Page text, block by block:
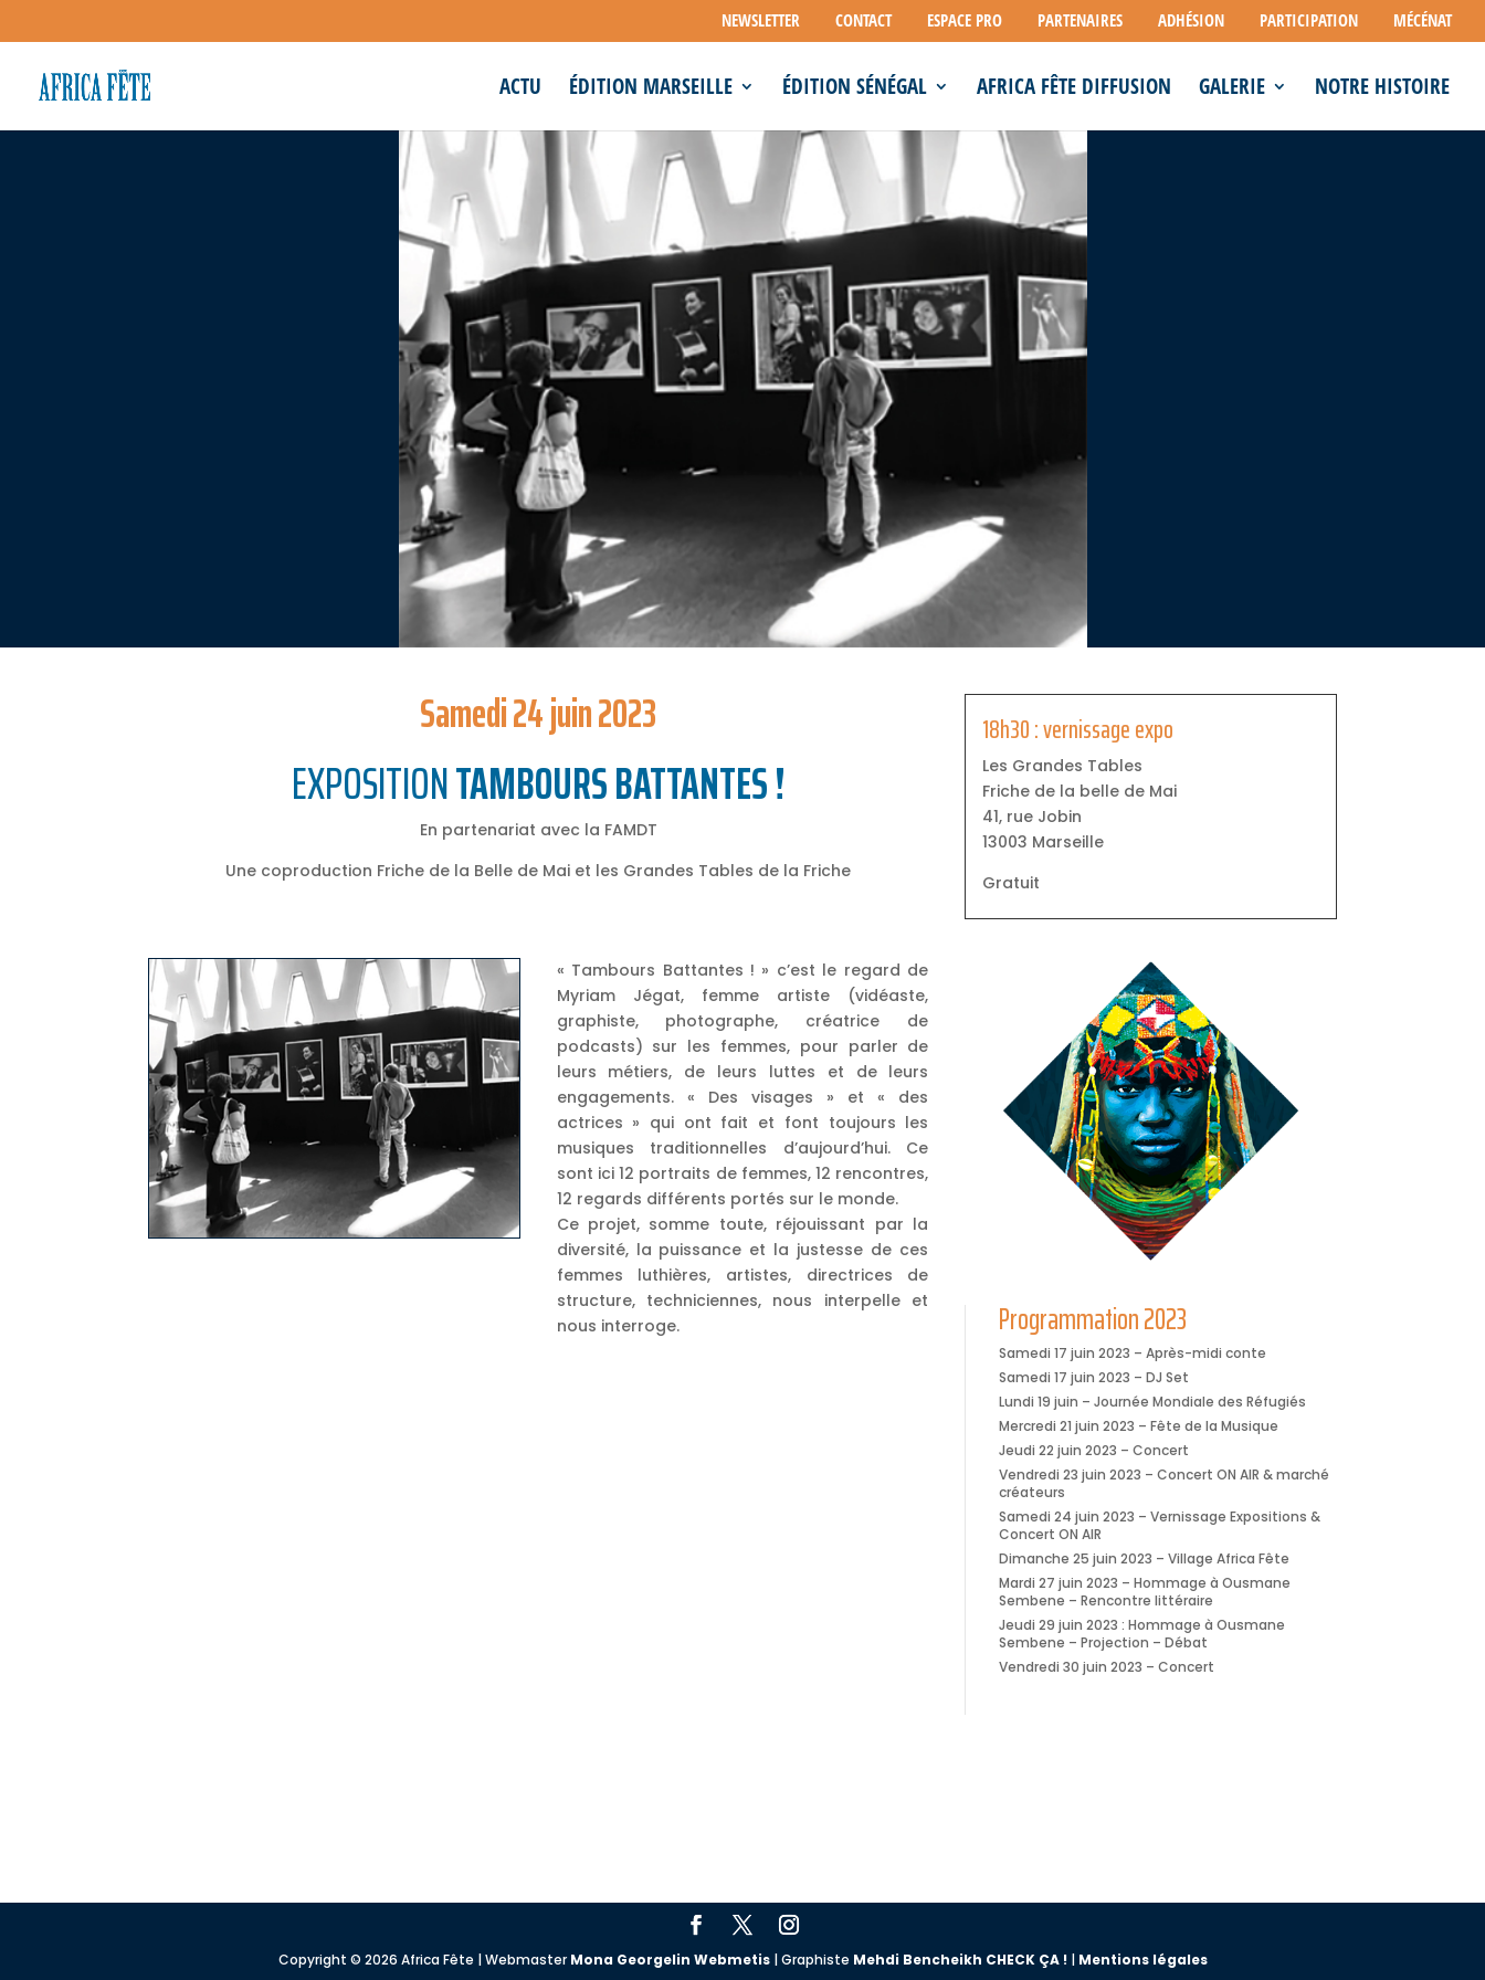
NEWSLETTER CONTACT ESPACE PRO PARTENAIRES ADHÉSION PARTICIPATION MÉCÉNAT
ACTU ÉDITION MARSEILLE ÉDITION SÉNÉGAL AFRICA FÊTE DIFFUSION GALERIE NOTRE HISTOIRE
Samedi 24 juin 2023
EXPOSITIONTAMBOURS BATTANTES !
En partenariat avec la FAMDT
Une coproduction Friche de la Belle de Mai et les Grandes Tables de la Friche
18h30 : vernissage expo
Les Grandes Tables
Friche de la belle de Mai
41, rue Jobin
13003 Marseille
Gratuit
« Tambours Battantes ! » c’est le regard de
Myriam Jégat, femme artiste (vidéaste,
graphiste, photographe, créatrice de
podcasts) sur les femmes, pour parler de
leurs métiers, de leurs luttes et de leurs
engagements. « Des visages » et « des
actrices » qui ont fait et font toujours les
musiques traditionnelles d’aujourd’hui. Ce
sont ici 12 portraits de femmes, 12 rencontres,
12 regards différents portés sur le monde.
Ce projet, somme toute, réjouissant par la
diversité, la puissance et la justesse de ces
femmes luthières, artistes, directrices de
structure, techniciennes, nous interpelle et
nous interroge.
Programmation 2023
Samedi 17 juin 2023 – Après-midi conte
Samedi 17 juin 2023 – DJ Set
Lundi 19 juin – Journée Mondiale des Réfugiés
Mercredi 21 juin 2023 – Fête de la Musique
Jeudi 22 juin 2023 – Concert
Vendredi 23 juin 2023 – Concert ON AIR & marché
créateurs
Samedi 24 juin 2023 – Vernissage Expositions &
Concert ON AIR
Dimanche 25 juin 2023 – Village Africa Fête
Mardi 27 juin 2023 – Hommage à Ousmane
Sembene – Rencontre littéraire
Jeudi 29 juin 2023 : Hommage à Ousmane
Sembene – Projection – Débat
Vendredi 30 juin 2023 – Concert
Copyright © 2026 Africa Fête | Webmaster Mona Georgelin Webmetis| Graphiste Mehdi Bencheikh CHECK ÇA !| Mentions légales